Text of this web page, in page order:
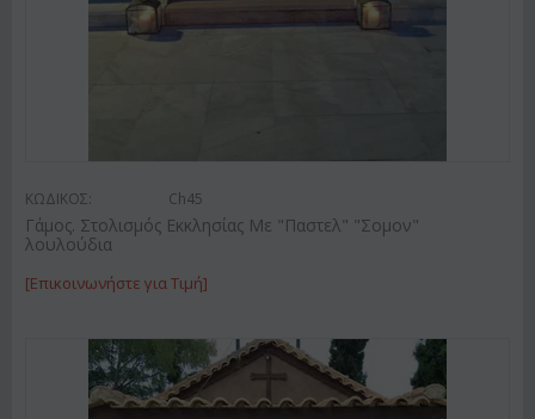
ΚΩΔΙΚΟΣ: Ch45
Γάμος. Στολισμός Εκκλησίας Με "Παστελ" "Σομον"
λουλούδια
[Επικοινωνήστε για Τιμή]